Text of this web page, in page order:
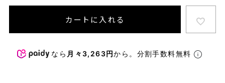
カートに入れる
なら 月々3,263円から。分割手数料無料